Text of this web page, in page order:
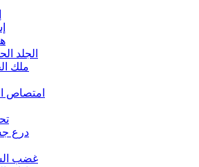
الجلد
ملك
امتصاص
درع
غضب